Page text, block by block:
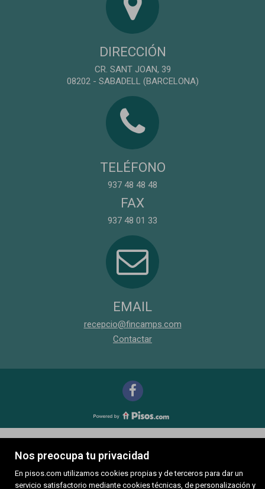
Nos preocupa tu privacidad
En pisos.com utilizamos cookies propias y de terceros para dar un
servicio satisfactorio mediante cookies técnicas, de personalización y
DIRECCIÓN
CR. SANT JOAN, 39
08202 - SABADELL (BARCELONA)
TELÉFONO
937 48 48 48
FAX
937 48 01 33
EMAIL
recepcio@fincamps.com
Contactar